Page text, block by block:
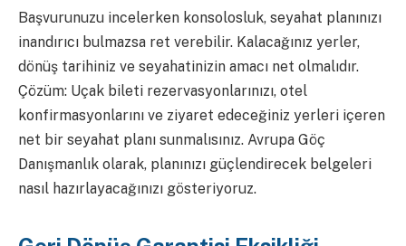
Başvurunuzu incelerken konsolosluk, seyahat planınızı
inandırıcı bulmazsa ret verebilir. Kalacağınız yerler,
dönüş tarihiniz ve seyahatinizin amacı net olmalıdır.
Çözüm: Uçak bileti rezervasyonlarınızı, otel
konfirmasyonlarını ve ziyaret edeceğiniz yerleri içeren
net bir seyahat planı sunmalısınız. Avrupa Göç
Danışmanlık olarak, planınızı güçlendirecek belgeleri
nasıl hazırlayacağınızı gösteriyoruz.